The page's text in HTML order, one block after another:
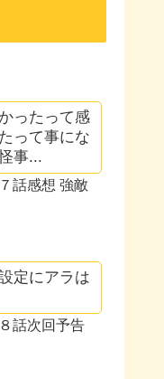
ったって感
って事にな
事...
話感想 強敵
定にアラは
話次回予告